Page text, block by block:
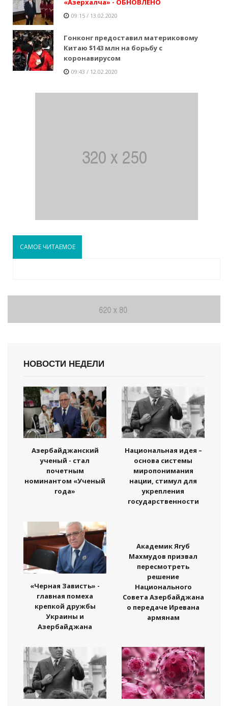
«Азерхалча» - ОБНОВЛЕНО
09:15 / 13.02.2020
Гонконг предоставил материковому
Китаю $143 млн на борьбу с
коронавирусом
09:43 / 12.02.2020
САМОЕ ЧИТАЕМОЕ
НОВОСТИ НЕДЕЛИ
Азербайджанский
ученый - стал
почетным
номинантом «Ученый
года»
Национальная идея –
основа системы
миропонимания
нации, стимул для
укрепления
государственности
«Черная Зависть» -
главная помеха
крепкой дружбы
Украины и
Азербайджана
Академик Ягуб
Махмудов призвал
пересмотреть
решение
Национального
Совета Азербайджана
о передаче Иревана
армянам